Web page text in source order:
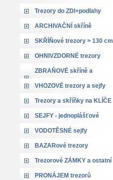
Trezory do ZDI+podlahy
ARCHIVAČNÍ skříně
SKŘÍŇové trezory > 130 cm
OHNIVZDORNÉ trezory
ZBRAŇOVÉ skříně a
trezory
VHOZOVÉ trezory a sejfy
Trezory a skříňky na KLÍČE
SEJFY - jednoplášťové
VODOTĚSNÉ sejfy
BAZARové trezory
Trezorové ZÁMKY a ostatní
PRONÁJEM trezorů